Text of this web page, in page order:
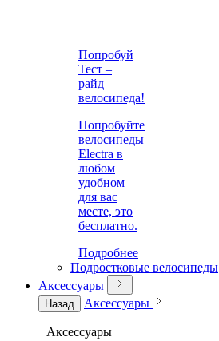
Попробуй
Тест –
райд
велосипеда!
Попробуйте
велосипеды
Electra в
любом
удобном
для вас
месте, это
бесплатно.
Подробнее
Подростковые велосипеды
Аксессуары
Назад Аксессуары
Аксессуары